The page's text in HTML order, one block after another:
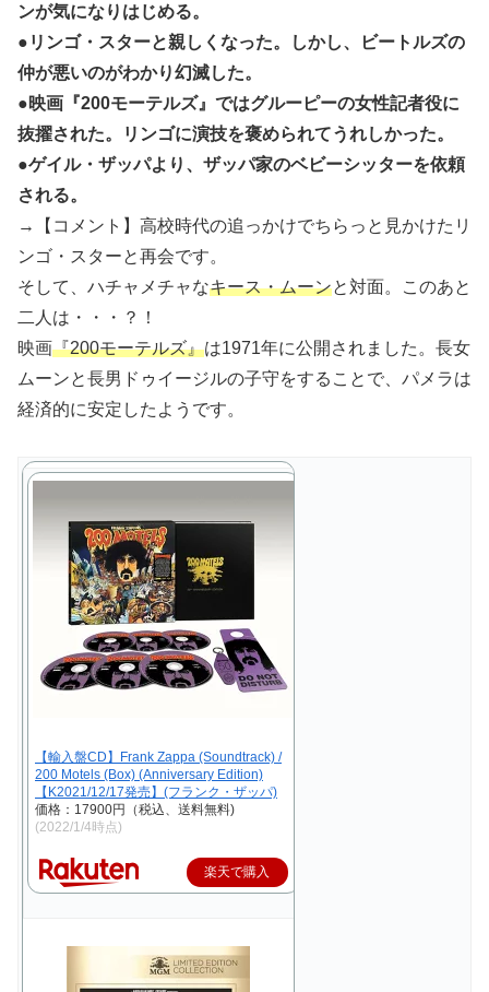
ンが気になりはじめる。
●リンゴ・スターと親しくなった。しかし、ビートルズの
仲が悪いのがわかり幻滅した。
●映画『200モーテルズ』ではグルーピーの女性記者役に
抜擢された。リンゴに演技を褒められてうれしかった。
●ゲイル・ザッパより、ザッパ家のベビーシッターを依頼
される。
→【コメント】高校時代の追っかけでちらっと見かけたリ
ンゴ・スターと再会です。
そして、ハチャメチャなキース・ムーンと対面。このあと
二人は・・・？！
映画『200モーテルズ』は1971年に公開されました。長女
ムーンと長男ドゥイージルの子守をすることで、パメラは
経済的に安定したようです。
【輸入盤CD】Frank Zappa (Soundtrack) /
200 Motels (Box) (Anniversary Edition)
【K2021/12/17発売】(フランク・ザッパ)
価格：17900円（税込、送料無料)
(2022/1/4時点)
楽天で購入